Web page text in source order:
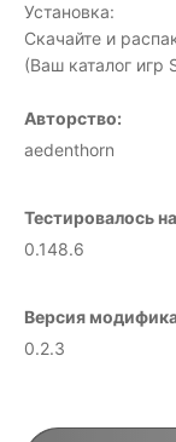
Установка:
Скачайте и
(Ваш каталог игр
Авторство:
aedenthorn
Тестировалось
0.148.6
Версия
0.2.3